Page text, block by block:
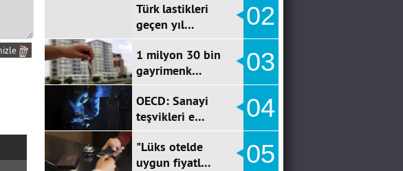
Türk lastikleri
geçen yıl…
02
1 milyon 30 bin
gayrimenk…
03
OECD: Sanayi
teşvikleri e…
04
"Lüks otelde
uygun fiyatl…
05